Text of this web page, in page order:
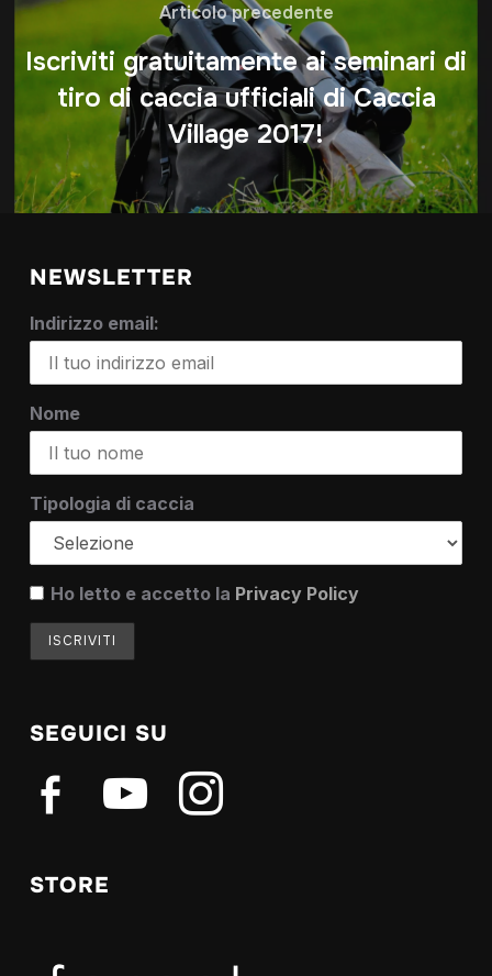
Articolo precedente
Iscriviti gratuitamente ai seminari di
tiro di caccia ufficiali di Caccia
Village 2017!
NEWSLETTER
Indirizzo email:
Nome
Tipologia di caccia
Ho letto e accetto la Privacy Policy
SEGUICI SU
facebook- youtube instagram
STORE